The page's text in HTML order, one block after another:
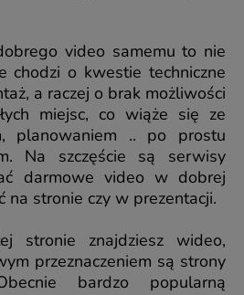
video samemu to nie
chodzi o kwestie techniczne
a raczej o brak możliwości
miejsc, co wiąże się ze
planowaniem .. po prostu
Na szczęście są serwisy
darmowe video w dobrej
na stronie czy w prezentacji.
znajdziesz wideo,
przeznaczeniem są strony
bardzo popularną